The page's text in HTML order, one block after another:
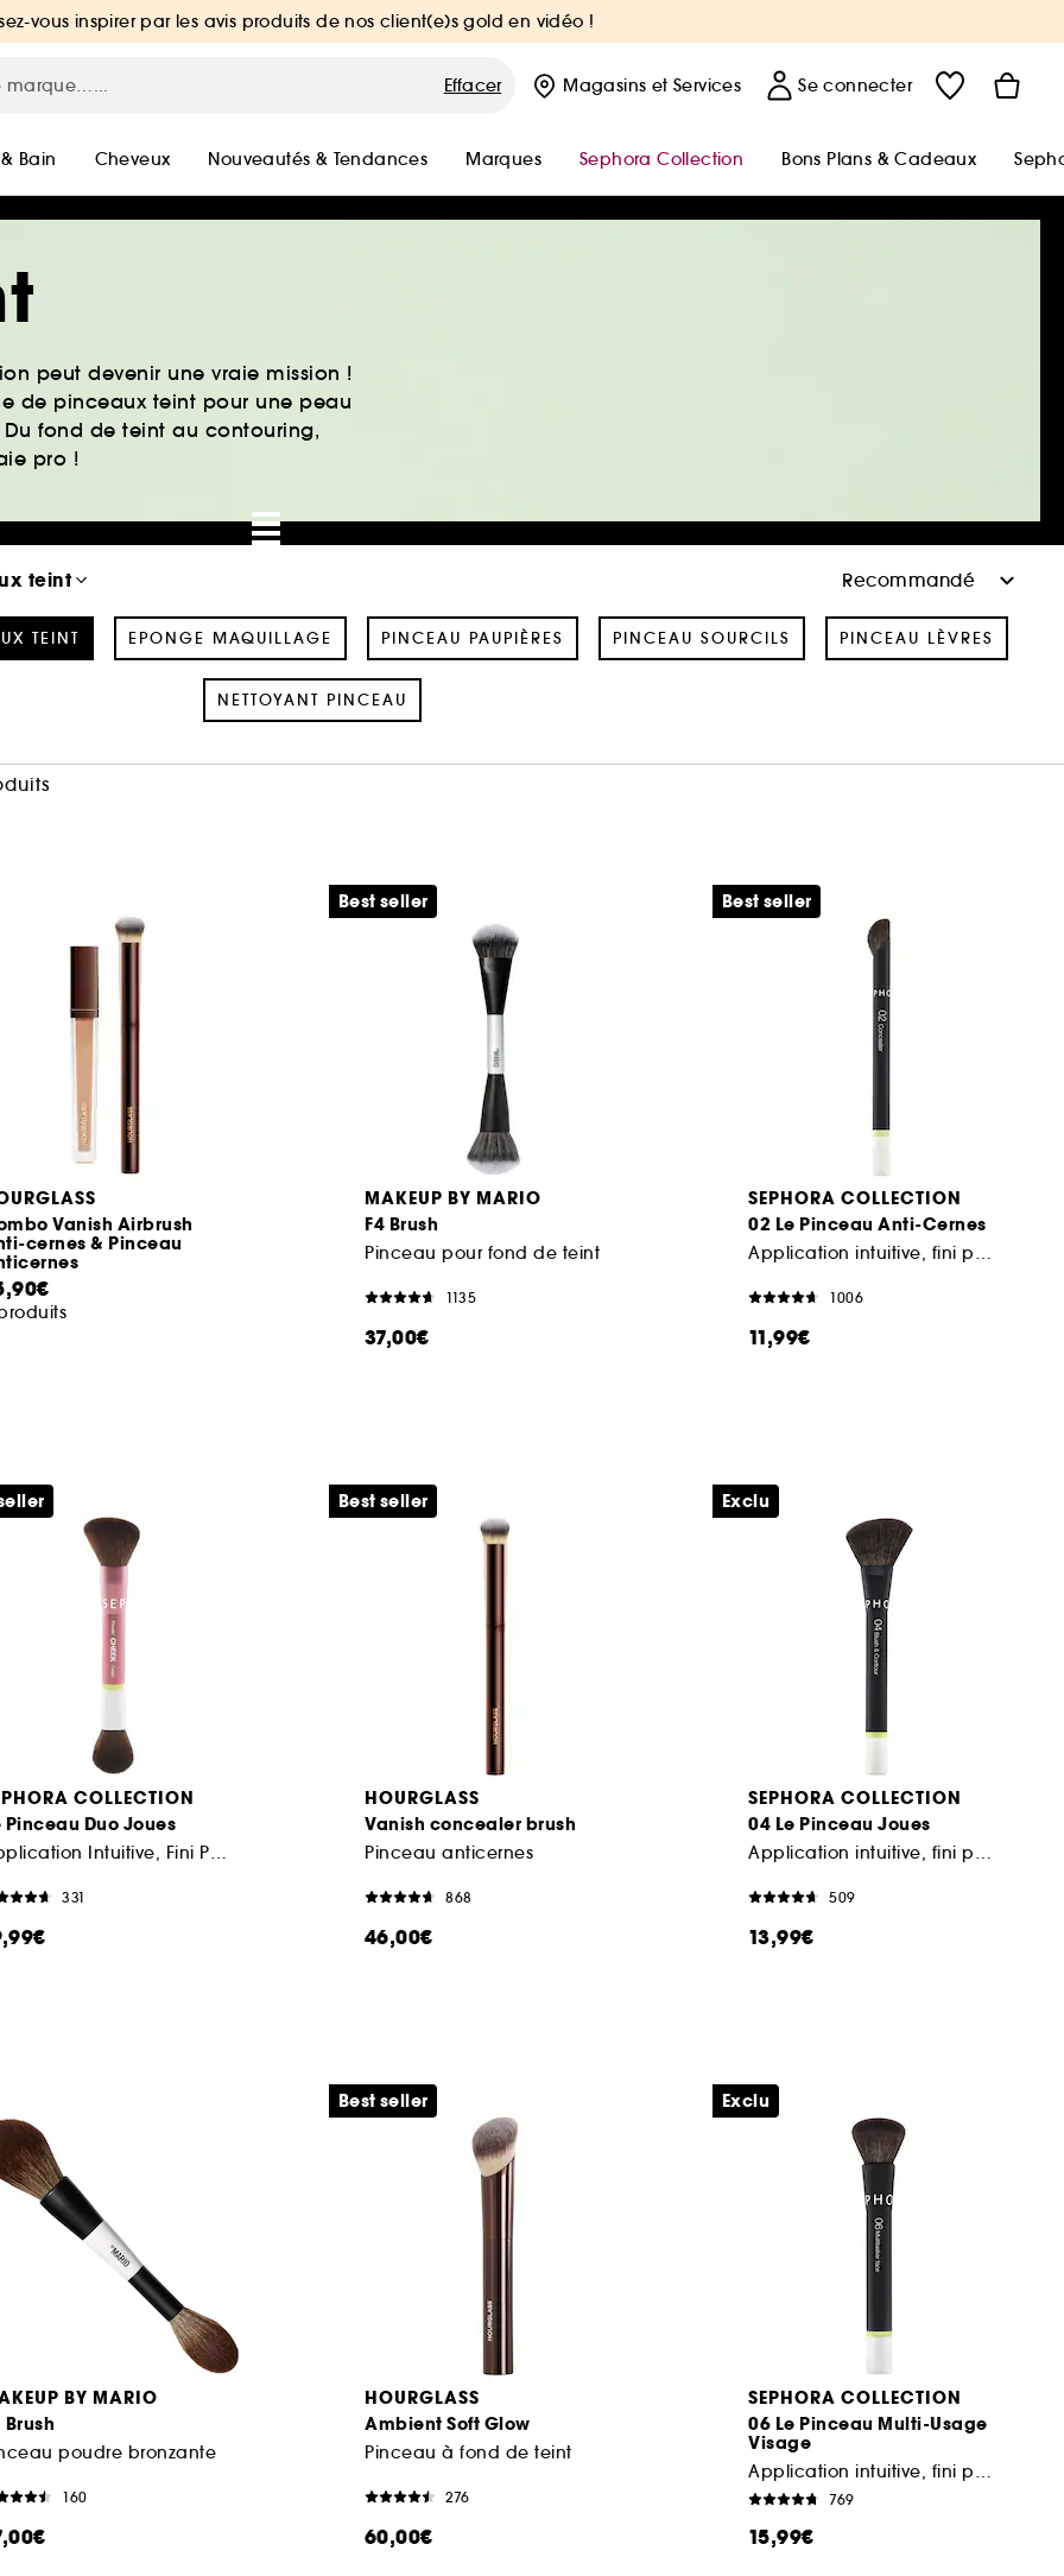
vous inspirer par les avis produits de nos client(e)s gold en vidéo !
Effacer Magasins et Services Se connecter
Bain Cheveux Nouveautés & Tendances Marques Sephora Collection Bons Plans & Cadeaux
peut devenir une vraie mission !
de pinceaux teint pour une peau
fond de teint au contouring,
pro !
teint
TEINT EPONGE MAQUILLAGE PINCEAU PAUPIÈRES PINCEAU SOURCILS PINCEAU LÈVRES
NETTOYANT PINCEAU
Vanish Airbrush
cernes & Pinceau
MAKEUP BY MARIO
F4 Brush
Pinceau pour fond de teint
1135
37,00€
Best seller
SEPHORA COLLECTION
02 Le Pinceau Anti-Cernes
1006
11,99€
Best seller
COLLECTION
Pinceau Duo Joues
331
HOURGLASS
Vanish concealer brush
Pinceau anticernes
868
46,00€
Best seller
SEPHORA COLLECTION
04 Le Pinceau Joues
509
13,99€
Exclu
BY MARIO
Brush
poudre bronzante
160
HOURGLASS
Ambient Soft Glow
Pinceau à fond de teint
276
60,00€
Best seller
SEPHORA COLLECTION
06 Le Pinceau Multi-Usage
Visage
769
15,99€
Exclu